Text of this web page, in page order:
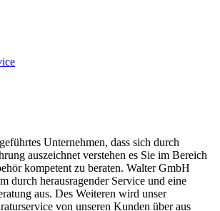
Unternehmen, dass sich durch
auszeichnet verstehen es Sie im Bereich
kompetent zu beraten. Walter GmbH
durch herausragender Service und eine
aus. Des Weiteren wird unser
von unseren Kunden über aus